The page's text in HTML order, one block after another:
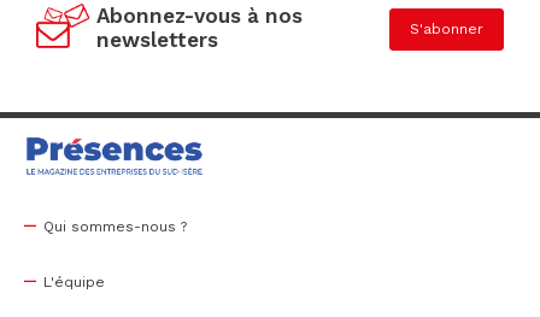
Abonnez-vous à nos
newsletters
S'abonner
Qui sommes-nous ?
L'équipe